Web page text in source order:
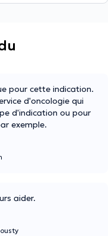
pour cette indication.
d'oncologie qui
d'indication ou pour
exemple.
aider.